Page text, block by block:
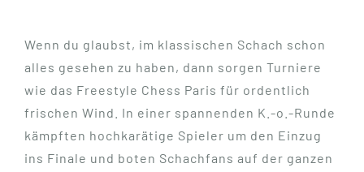
Wenn du glaubst, im klassischen Schach schon
alles gesehen zu haben, dann sorgen Turniere
wie das Freestyle Chess Paris für ordentlich
frischen Wind. In einer spannenden K.-o.-Runde
kämpften hochkarätige Spieler um den Einzug
ins Finale und boten Schachfans auf der ganzen